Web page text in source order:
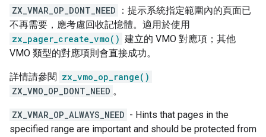
ZX_VMAR_OP_DONT_NEED
：提示系統指定範圍內的頁面已
不再需要，應考慮回收記憶體。適用於使用
zx_pager_create_vmo() 建立的 VMO 對應項；其他
VMO 類型的對應項則會直接成功。
詳情請參閱 zx_vmo_op_range()
ZX_VMO_OP_DONT_NEED 。
ZX_VMAR_OP_ALWAYS_NEED - Hints that pages in the
specified range are important and should be protected from